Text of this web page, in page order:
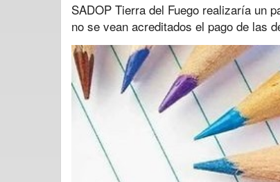
SADOP Tierra del Fuego realizaría un
no se vean acreditados el pago de las
Previous